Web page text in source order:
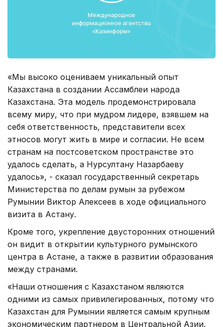
«Мы высоко оцениваем уникальный опыт
Казахстана в создании Ассамблеи народа
Казахстана. Эта модель продемонстрировала
всему миру, что при мудром лидере, взявшем на
себя ответственность, представители всех
этносов могут жить в мире и согласии. Не всем
странам на постсоветском пространстве это
удалось сделать, а Нурсултану Назарбаеву
удалось», - сказал государственный секретарь
Министерства по делам румын за рубежом
Румынии Виктор Алексеев в ходе официального
визита в Астану.
Кроме того, укрепление двусторонних отношений
он видит в открытии культурного румынского
центра в Астане, а также в развитии образования
между странами.
«Наши отношения с Казахстаном являются
одними из самых привилегированных, потому что
Казахстан для Румынии является самым крупным
экономическим партнером в Центральной Азии.